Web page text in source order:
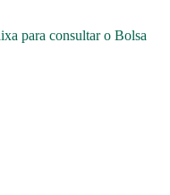
para consultar o Bolsa